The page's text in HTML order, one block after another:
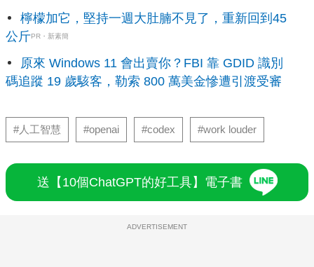
檸檬加它，堅持一週大肚腩不見了，重新回到45
公斤PR・新素簡
原來 Windows 11 會出賣你？FBI 靠 GDID 識別
碼追蹤 19 歲駭客，勒索 800 萬美金慘遭引渡受審
#人工智慧 #openai #codex #work louder
送【10個ChatGPT的好工具】電子書
ADVERTISEMENT